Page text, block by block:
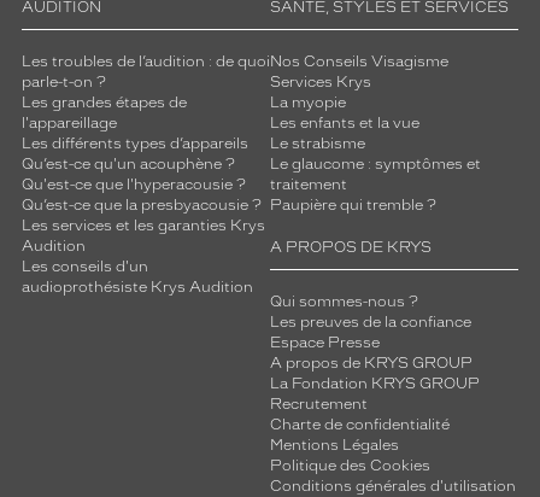
AUDITION
Les troubles de l’audition : de quoi
parle-t-on ?
Les grandes étapes de
l'appareillage
Les différents types d’appareils
Qu’est-ce qu'un acouphène ?
Qu'est-ce que l'hyperacousie ?
Qu’est-ce que la presbyacousie ?
Les services et les garanties Krys
Audition
Les conseils d'un
audioprothésiste Krys Audition
SANTÉ, STYLES ET SERVICES
Nos Conseils Visagisme
Services Krys
La myopie
Les enfants et la vue
Le strabisme
Le glaucome : symptômes et
traitement
Paupière qui tremble ?
A PROPOS DE KRYS
Qui sommes-nous ?
Les preuves de la confiance
Espace Presse
A propos de KRYS GROUP
La Fondation KRYS GROUP
Recrutement
Charte de confidentialité
Mentions Légales
Politique des Cookies
Conditions générales d'utilisation